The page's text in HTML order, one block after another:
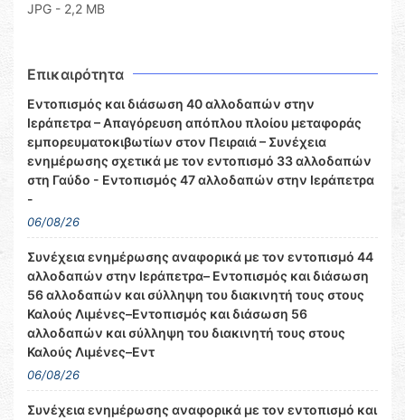
JPG - 2,2 MB
Επικαιρότητα
Εντοπισμός και διάσωση 40 αλλοδαπών στην
Ιεράπετρα – Απαγόρευση απόπλου πλοίου μεταφοράς
εμπορευματοκιβωτίων στον Πειραιά – Συνέχεια
ενημέρωσης σχετικά με τον εντοπισμό 33 αλλοδαπών
στη Γαύδο - Εντοπισμός 47 αλλοδαπών στην Ιεράπετρα
-
06/08/26
Συνέχεια ενημέρωσης αναφορικά με τον εντοπισμό 44
αλλοδαπών στην Ιεράπετρα– Εντοπισμός και διάσωση
56 αλλοδαπών και σύλληψη του διακινητή τους στους
Καλούς Λιμένες–Εντοπισμός και διάσωση 56
αλλοδαπών και σύλληψη του διακινητή τους στους
Καλούς Λιμένες–Εντ
06/08/26
Συνέχεια ενημέρωσης αναφορικά με τον εντοπισμό και